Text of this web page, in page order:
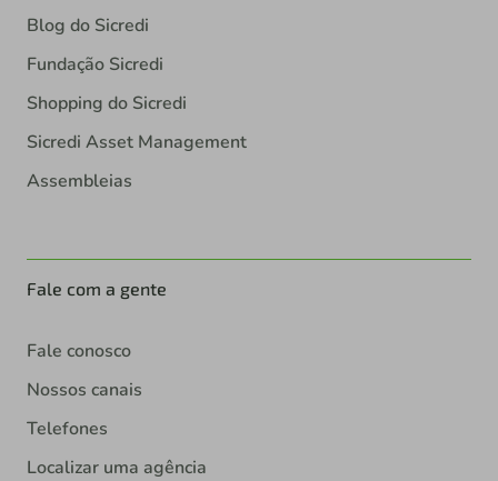
Blog do Sicredi
Fundação Sicredi
Shopping do Sicredi
Sicredi Asset Management
Assembleias
Fale com a gente
Fale conosco
Nossos canais
Telefones
Localizar uma agência